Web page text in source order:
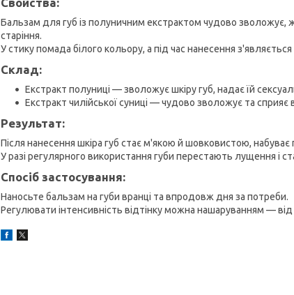
Бальзам для губ із полуничним екстрактом чудово зволожує,
старіння.
У стику помада білого кольору, а під час нанесення
Склад:
Екстракт полуниці — зволожує шкіру губ, надає їй
Екстракт чилійської суниці — чудово зволожує та
Результат:
Після нанесення шкіра губ стає м'якою й шовковистою, набуває
У разі регулярного використання губи перестають лущення і
Спосіб застосування:
Наносьте бальзам на губи вранці та впродовж дня за потреби.
Регулювати інтенсивність відтінку можна нашаруванням —